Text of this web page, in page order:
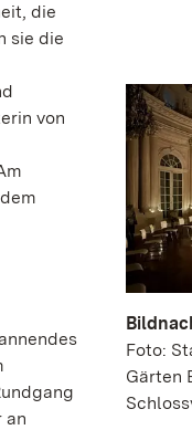
die
sie die
von
an
Foto:
Gärten